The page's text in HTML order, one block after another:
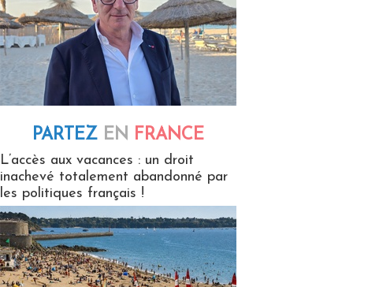
PARTEZ EN FRANCE
L’accès aux vacances : un droit
inachevé totalement abandonné par
les politiques français !